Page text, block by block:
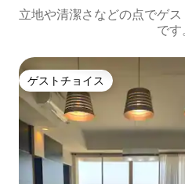
立地や清潔さなどの点でゲ
です
ゲストチョイス
ゲストチョイス